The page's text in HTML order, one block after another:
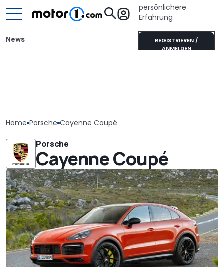
persönlichere
Erfahrung
REGISTRIEREN /
ANMELDEN
News
Home Porsche Cayenne Coupé
Porsche
Cayenne Coupé